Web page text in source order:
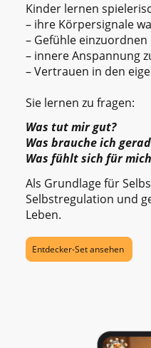
Kinder lernen
– ihre Körpersignale
– Gefühle einzuordnen
– innere Anspannung
– Vertrauen in den
Sie lernen zu fragen:
Was tut mir gut?
Was brauche ich
Was fühlt sich für
Als Grundlage für
Selbstregulation und
Leben.
Entdecker-Set ansehen